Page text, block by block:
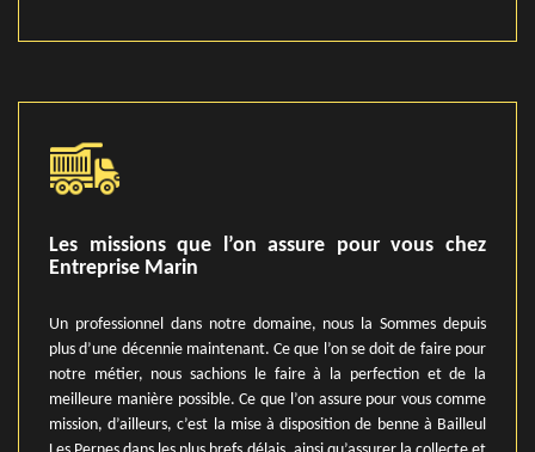
Les missions que l’on assure pour vous chez
Entreprise Marin
Un professionnel dans notre domaine, nous la Sommes depuis
plus d’une décennie maintenant. Ce que l’on se doit de faire pour
notre métier, nous sachions le faire à la perfection et de la
meilleure manière possible. Ce que l’on assure pour vous comme
mission, d’ailleurs, c’est la mise à disposition de benne à Bailleul